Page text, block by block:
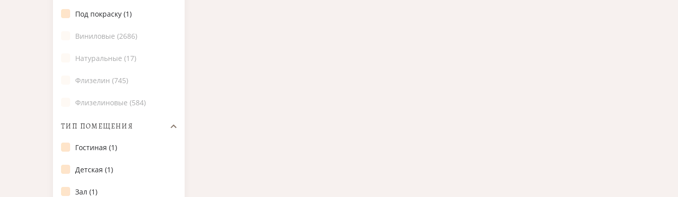
Под покраску (1)
Виниловые (2686)
Натуральные (17)
Флизелин (745)
Флизелиновые (584)
ТИП ПОМЕЩЕНИЯ
Гостиная (1)
Детская (1)
Зал (1)